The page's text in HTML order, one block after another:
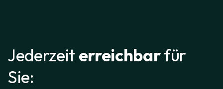
Jederzeit erreichbarfür
Sie: